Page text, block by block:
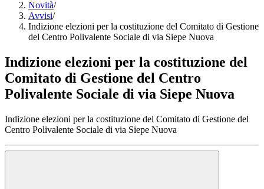
Novità/
Avvisi/
Indizione elezioni per la costituzione del Comitato di Gestione
del Centro Polivalente Sociale di via Siepe Nuova
Indizione elezioni per la costituzione del
Comitato di Gestione del Centro
Polivalente Sociale di via Siepe Nuova
Indizione elezioni per la costituzione del Comitato di Gestione del
Centro Polivalente Sociale di via Siepe Nuova